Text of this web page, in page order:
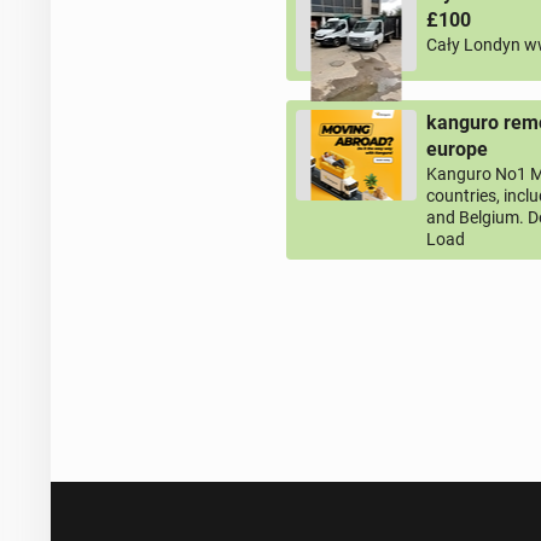
£100
Cały Londyn
kanguro
europe
Kanguro No1
countries,
and Belgium.
Load